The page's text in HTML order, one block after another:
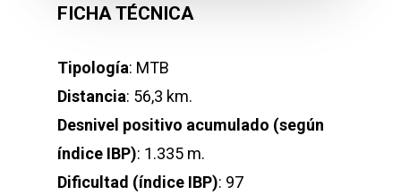
FICHA TÉCNICA
Tipología: MTB
Distancia: 56,3 km.
Desnivel positivo acumulado (según
índice IBP): 1.335 m.
Dificultad (índice IBP): 97